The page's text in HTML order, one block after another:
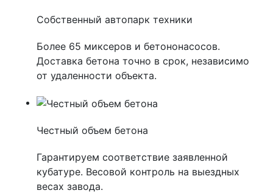
Собственный автопарк техники
Более 65 миксеров и бетононасосов.
Доставка бетона точно в срок, независимо
от удаленности объекта.
Честный объем бетона
Гарантируем соответствие заявленной
кубатуре. Весовой контроль на выездных
весах завода.